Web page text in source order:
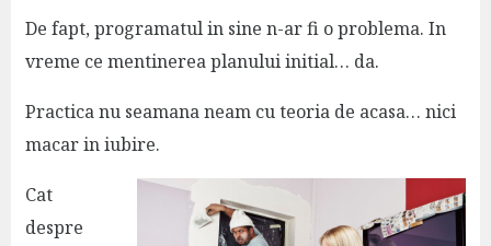
De fapt, programatul in sine n-ar fi o problema. In
vreme ce mentinerea planului initial… da.
Practica nu seamana neam cu teoria de acasa… nici
macar in iubire.
Cat
despre